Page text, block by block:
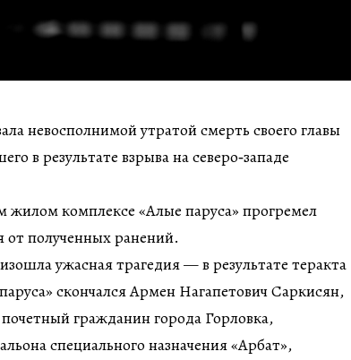
невосполнимой утратой смерть своего главы
в результате взрыва на северо‑западе
жилом комплексе «Алые паруса» прогремел
от полученных ранений.
ужасная трагедия — в результате теракта
скончался Армен Нагапетович Саркисян,
гражданин города Горловка,
специального назначения «Арбат»,